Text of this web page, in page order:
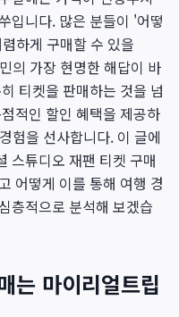
입니다. 많은 분들이 '어떻
하게 구매할 수 있을
의 가장 현명한 해답이 바
티켓을 판매하는 것을 넘
적인 할인 혜택을 제공하
험을 선사합니다. 이 글에
스튜디오 재팬 티켓 구매
어떻게 이를 통해 여행 경
층적으로 분석해 보겠습
는 마이리얼트립